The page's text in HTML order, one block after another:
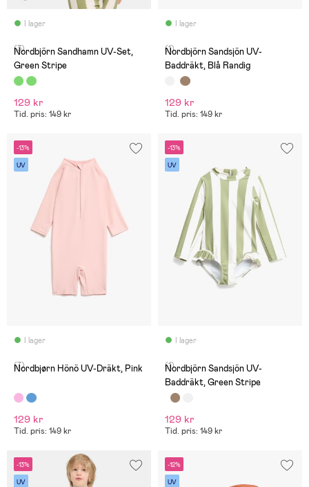
I lager
(3)
Nordbjörn Sandhamn UV-Set,
Green Stripe
129 kr
Tid. pris: 149 kr
I lager
(1)
Nordbjörn Sandsjön UV-
Baddräkt, Blå Randig
129 kr
Tid. pris: 149 kr
-13%
UV
I lager
(7)
Nordbjørn Hönö UV-Dräkt, Pink
129 kr
Tid. pris: 149 kr
-13%
UV
I lager
(1)
Nordbjörn Sandsjön UV-
Baddräkt, Green Stripe
129 kr
Tid. pris: 149 kr
-13%
UV
-12%
UV